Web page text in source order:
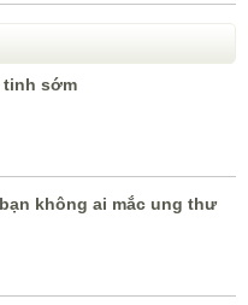
tinh sớm
không ai mắc ung thư